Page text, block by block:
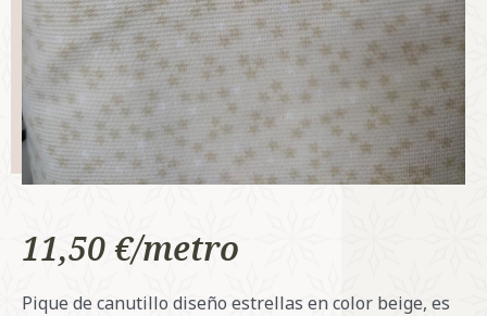
11,50€
Pique de canutillo diseño estrellas en color beige, es